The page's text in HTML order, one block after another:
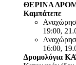
ΘΕΡΙΝΑ
Καμπάτεπε
19:00,
16:00,
Δρομολόγια